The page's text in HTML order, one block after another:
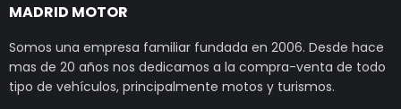
MADRID MOTOR
Somos una empresa familiar fundada en 2006. Desde hace
mas de 20 años nos dedicamos a la compra-venta de todo
tipo de vehículos, principalmente motos y turismos.